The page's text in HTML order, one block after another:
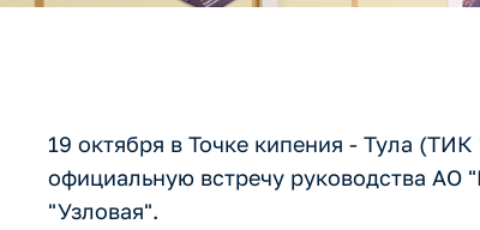
19 октября в Точке кипения - Тула
официальную встречу руководства АО
"Узловая".